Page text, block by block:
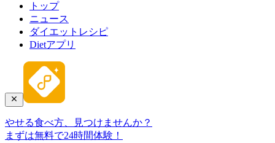
トップ
ニュース
ダイエットレシピ
Dietアプリ
やせる食べ方、見つけませんか？
まずは無料で24時間体験！